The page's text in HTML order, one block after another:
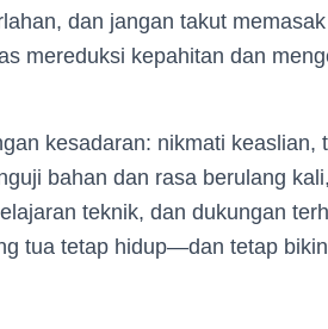
dan jangan takut
mereduksi kepahitan dan
kesadaran: nikmati keaslian,
bahan dan rasa berulang
teknik, dan dukungan
tua tetap hidup—dan tetap